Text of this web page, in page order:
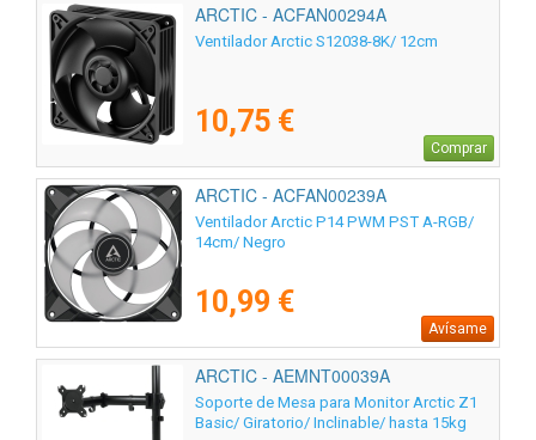
ARCTIC - ACFAN00294A
Ventilador Arctic S12038-8K/ 12cm
10,75 €
Comprar
ARCTIC - ACFAN00239A
Ventilador Arctic P14 PWM PST A-RGB/
14cm/ Negro
10,99 €
Avísame
ARCTIC - AEMNT00039A
Soporte de Mesa para Monitor Arctic Z1
Basic/ Giratorio/ Inclinable/ hasta 15kg